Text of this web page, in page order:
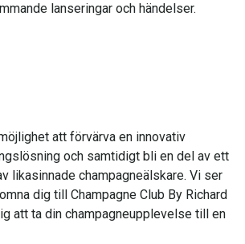
lanseringar och händelser.
att förvärva en innovativ
och samtidigt bli en del av ett
likasinnade champagneälskare. Vi ser
dig till Champagne Club By Richard
att ta din champagneupplevelse till en